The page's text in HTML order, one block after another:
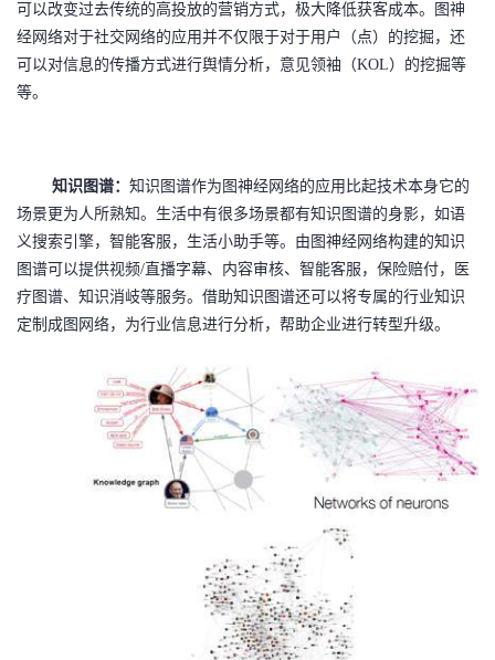
可以改变过去传统的高投放的营销方式，极大降低获客成本。图神
经网络对于社交网络的应用并不仅限于对于用户（点）的挖掘，还
可以对信息的传播方式进行舆情分析，意见领袖（KOL）的挖掘等
等。
知识图谱： 知识图谱作为图神经网络的应用比起技术本身它的
场景更为人所熟知。生活中有很多场景都有知识图谱的身影，如语
义搜索引擎，智能客服，生活小助手等。由图神经网络构建的知识
图谱可以提供视频/直播字幕、内容审核、智能客服，保险赔付，医
疗图谱、知识消岐等服务。借助知识图谱还可以将专属的行业知识
定制成图网络，为行业信息进行分析，帮助企业进行转型升级。